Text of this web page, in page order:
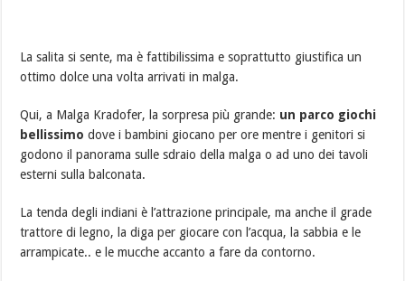
La salita si sente, ma è fattibilissima e soprattutto giustifica un
ottimo dolce una volta arrivati in malga.
Qui, a Malga Kradofer, la sorpresa più grande: un parco giochi
bellissimo dove i bambini giocano per ore mentre i genitori si
godono il panorama sulle sdraio della malga o ad uno dei tavoli
esterni sulla balconata.
La tenda degli indiani è l’attrazione principale, ma anche il grade
trattore di legno, la diga per giocare con l’acqua, la sabbia e le
arrampicate.. e le mucche accanto a fare da contorno.